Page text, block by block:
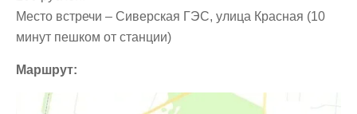
Место встречи – Сиверская ГЭС, улица Красная (10
минут пешком от станции)
Маршрут: